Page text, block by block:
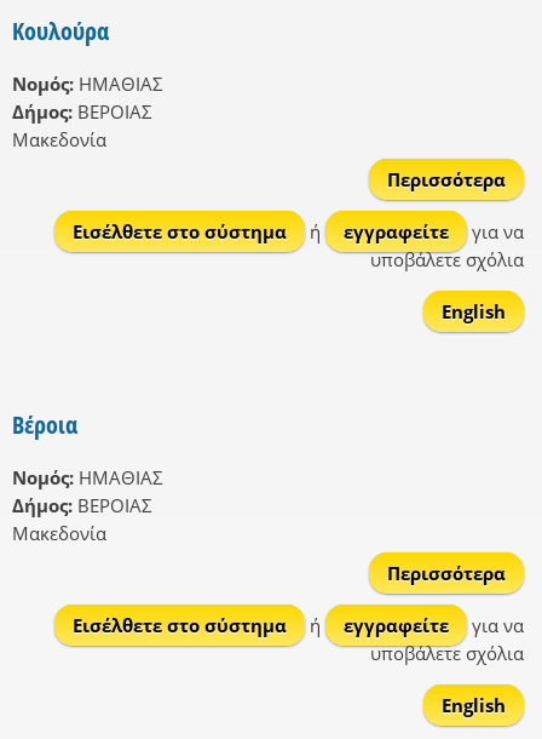
Κουλούρα
Νομός: ΗΜΑΘΙΑΣ
Δήμος: ΒΕΡΟΙΑΣ
Μακεδονία
Περισσότερα
Εισέλθετε στο σύστημα
ή εγγραφείτε
για να
υποβάλετε σχόλια
English
Βέροια
Νομός: ΗΜΑΘΙΑΣ
Δήμος: ΒΕΡΟΙΑΣ
Μακεδονία
Περισσότερα
Εισέλθετε στο σύστημα
ή εγγραφείτε
για να
υποβάλετε σχόλια
English